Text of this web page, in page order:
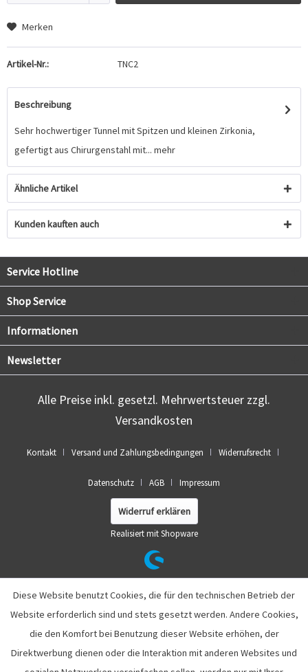
Merken
Artikel-Nr.: TNC2
Beschreibung
Sehr hochwertiger Tunnel mit Spitzen und kleinen Zirkonia,
gefertigt aus Chirurgenstahl mit... mehr
Ähnliche Artikel
Kunden kauften auch
Service Hotline
Shop Service
Informationen
Newsletter
Alle Preise inkl. gesetzl. Mehrwertsteuer zzgl.
Versandkosten
Kontakt Versand und Zahlungsbedingungen Widerrufsrecht
Datenschutz AGB Impressum
Widerruf erklären
Realisiert mit Shopware
Diese Website benutzt Cookies, die für den technischen Betrieb der
Website erforderlich sind und stets gesetzt werden. Andere Cookies,
die den Komfort bei Benutzung dieser Website erhöhen, der
Direktwerbung dienen oder die Interaktion mit anderen Websites und